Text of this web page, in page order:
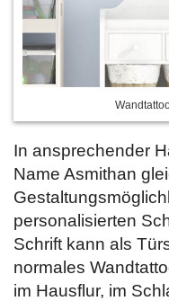
In ansprechender
Name Asmithan
personalisierten
Schrift kann als
normales
im Hausflur, im